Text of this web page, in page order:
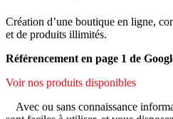
Création d’une boutique en ligne,
et de produits illimités.
Référencement en page 1 de
Voir nos produits disponibles
Avec ou sans connaissance